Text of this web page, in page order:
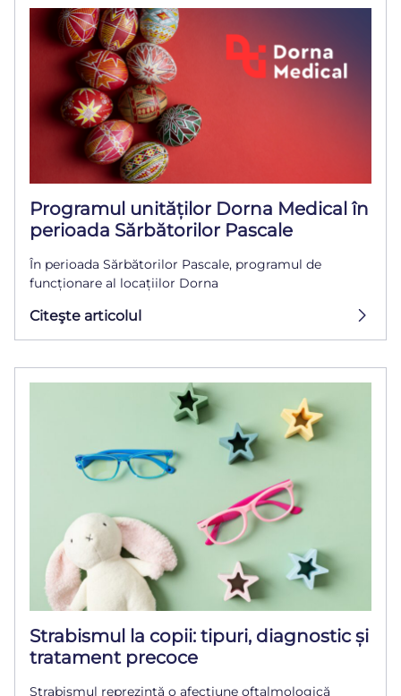
Programul unităților Dorna Medical în
perioada Sărbătorilor Pascale
În perioada Sărbătorilor Pascale, programul de
funcționare al locațiilor Dorna
Citeşte articolul
Strabismul la copii: tipuri, diagnostic și
tratament precoce
Strabismul reprezintă o afecțiune oftalmologică